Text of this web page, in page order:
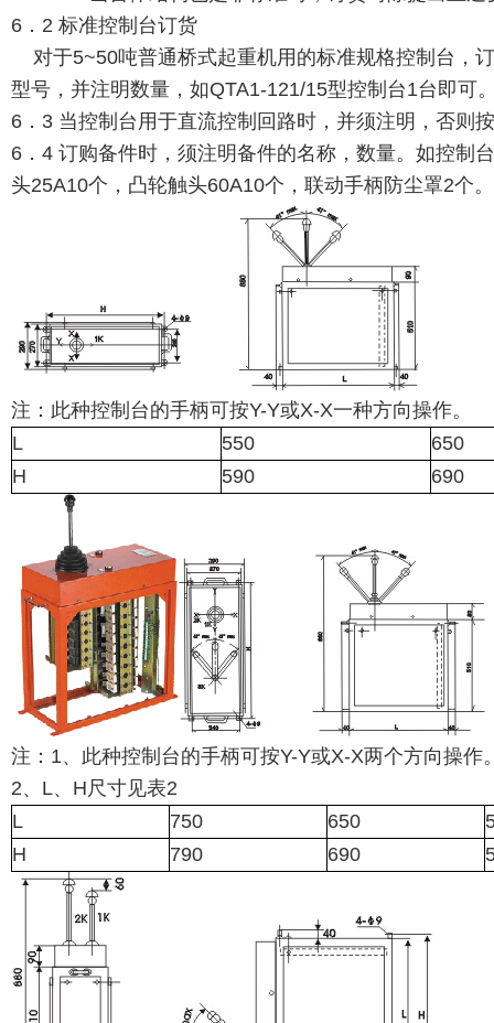
6．2 标准控制台订货
对于5~50吨普通桥式起重机用的标准规格控制台，
型号，并注明数量，如QTA1-121/15型控制台1台即可
6．3 当控制台用于直流控制回路时，并须注明，否则
6．4 订购备件时，须注明备件的名称，数量。如控制
头25A10个，凸轮触头60A10个，联动手柄防尘罩2个。
注：此种控制台的手柄可按Y-Y或X-X一种方向操作。
L
550
650
H
590 690
注：1、此种控制台的手柄可按Y-Y或X-X两个方向操作
2、L、H尺寸见表2
L
750 650
H
790 690